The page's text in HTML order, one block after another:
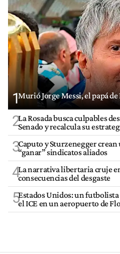
1Murió Jorge Messi, el papá
2La Rosada busca culpables
Senado y recalcula su
3Caputo y Sturzenegger
“ganar” sindicatos aliados
4La narrativa libertaria cruje
consecuencias del desgaste
5Estados Unidos: un
el ICE en un aeropuerto de